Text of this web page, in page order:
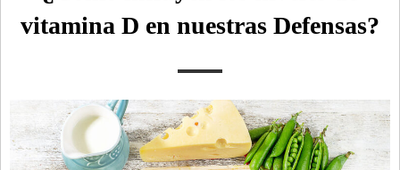
vitamina D en nuestras Defensas?